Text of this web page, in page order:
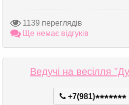
1139 переглядів
Ще немає відгуків
Ведучі на весілля
+7(981)*******